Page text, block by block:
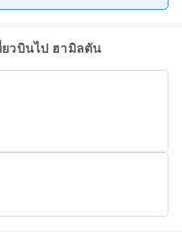
วบินไป ฮามิลตัน